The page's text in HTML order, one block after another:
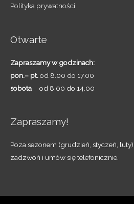
Polityka prywatności
Otwarte
Zapraszamy w godzinach:
pon.– pt.od 8.00 do 17.00
sobota od 8.00 do 14.00
Zapraszamy!
Poza sezonem (grudzień, styczeń,
zadzwoń i umów się telefonicznie.